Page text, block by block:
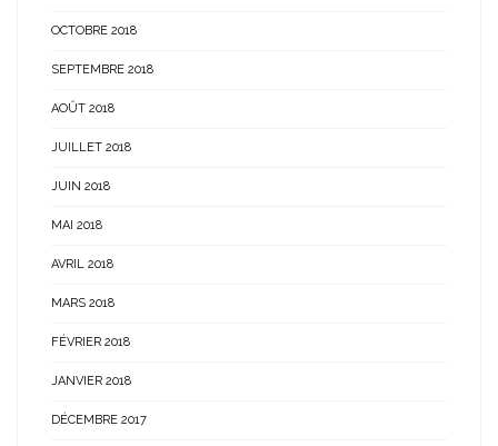
OCTOBRE 2018
SEPTEMBRE 2018
AOÛT 2018
JUILLET 2018
JUIN 2018
MAI 2018
AVRIL 2018
MARS 2018
FÉVRIER 2018
JANVIER 2018
DÉCEMBRE 2017